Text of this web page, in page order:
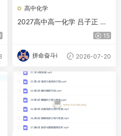
高中化学
2027高中高一化学 吕子正 暑
15
拼命奋斗i 2026-07-20